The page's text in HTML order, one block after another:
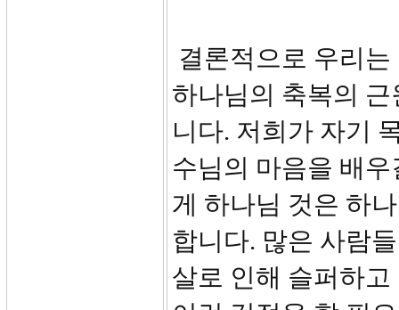
결론적으로 우리
하나님의 축복의
니다. 저희가 자기
수님의 마음을 배
게 하나님 것은 하
합니다. 많은 사람
살로 인해 슬퍼하